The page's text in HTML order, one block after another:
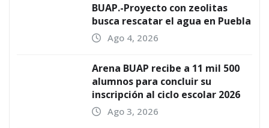
BUAP.-Proyecto con zeolitas
busca rescatar el agua en Puebla
Ago 4, 2026
Arena BUAP recibe a 11 mil 500
alumnos para concluir su
inscripción al ciclo escolar 2026
Ago 3, 2026